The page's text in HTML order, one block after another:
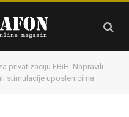
privatizaciju FBiH: Napravili
stimulacije uposlenicima